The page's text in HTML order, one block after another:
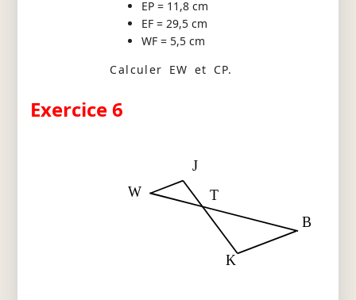
EP = 11,8 cm
EF = 29,5 cm
WF = 5,5 cm
Calculer EW et CP.
Exercice 6
B
T
K
J
W